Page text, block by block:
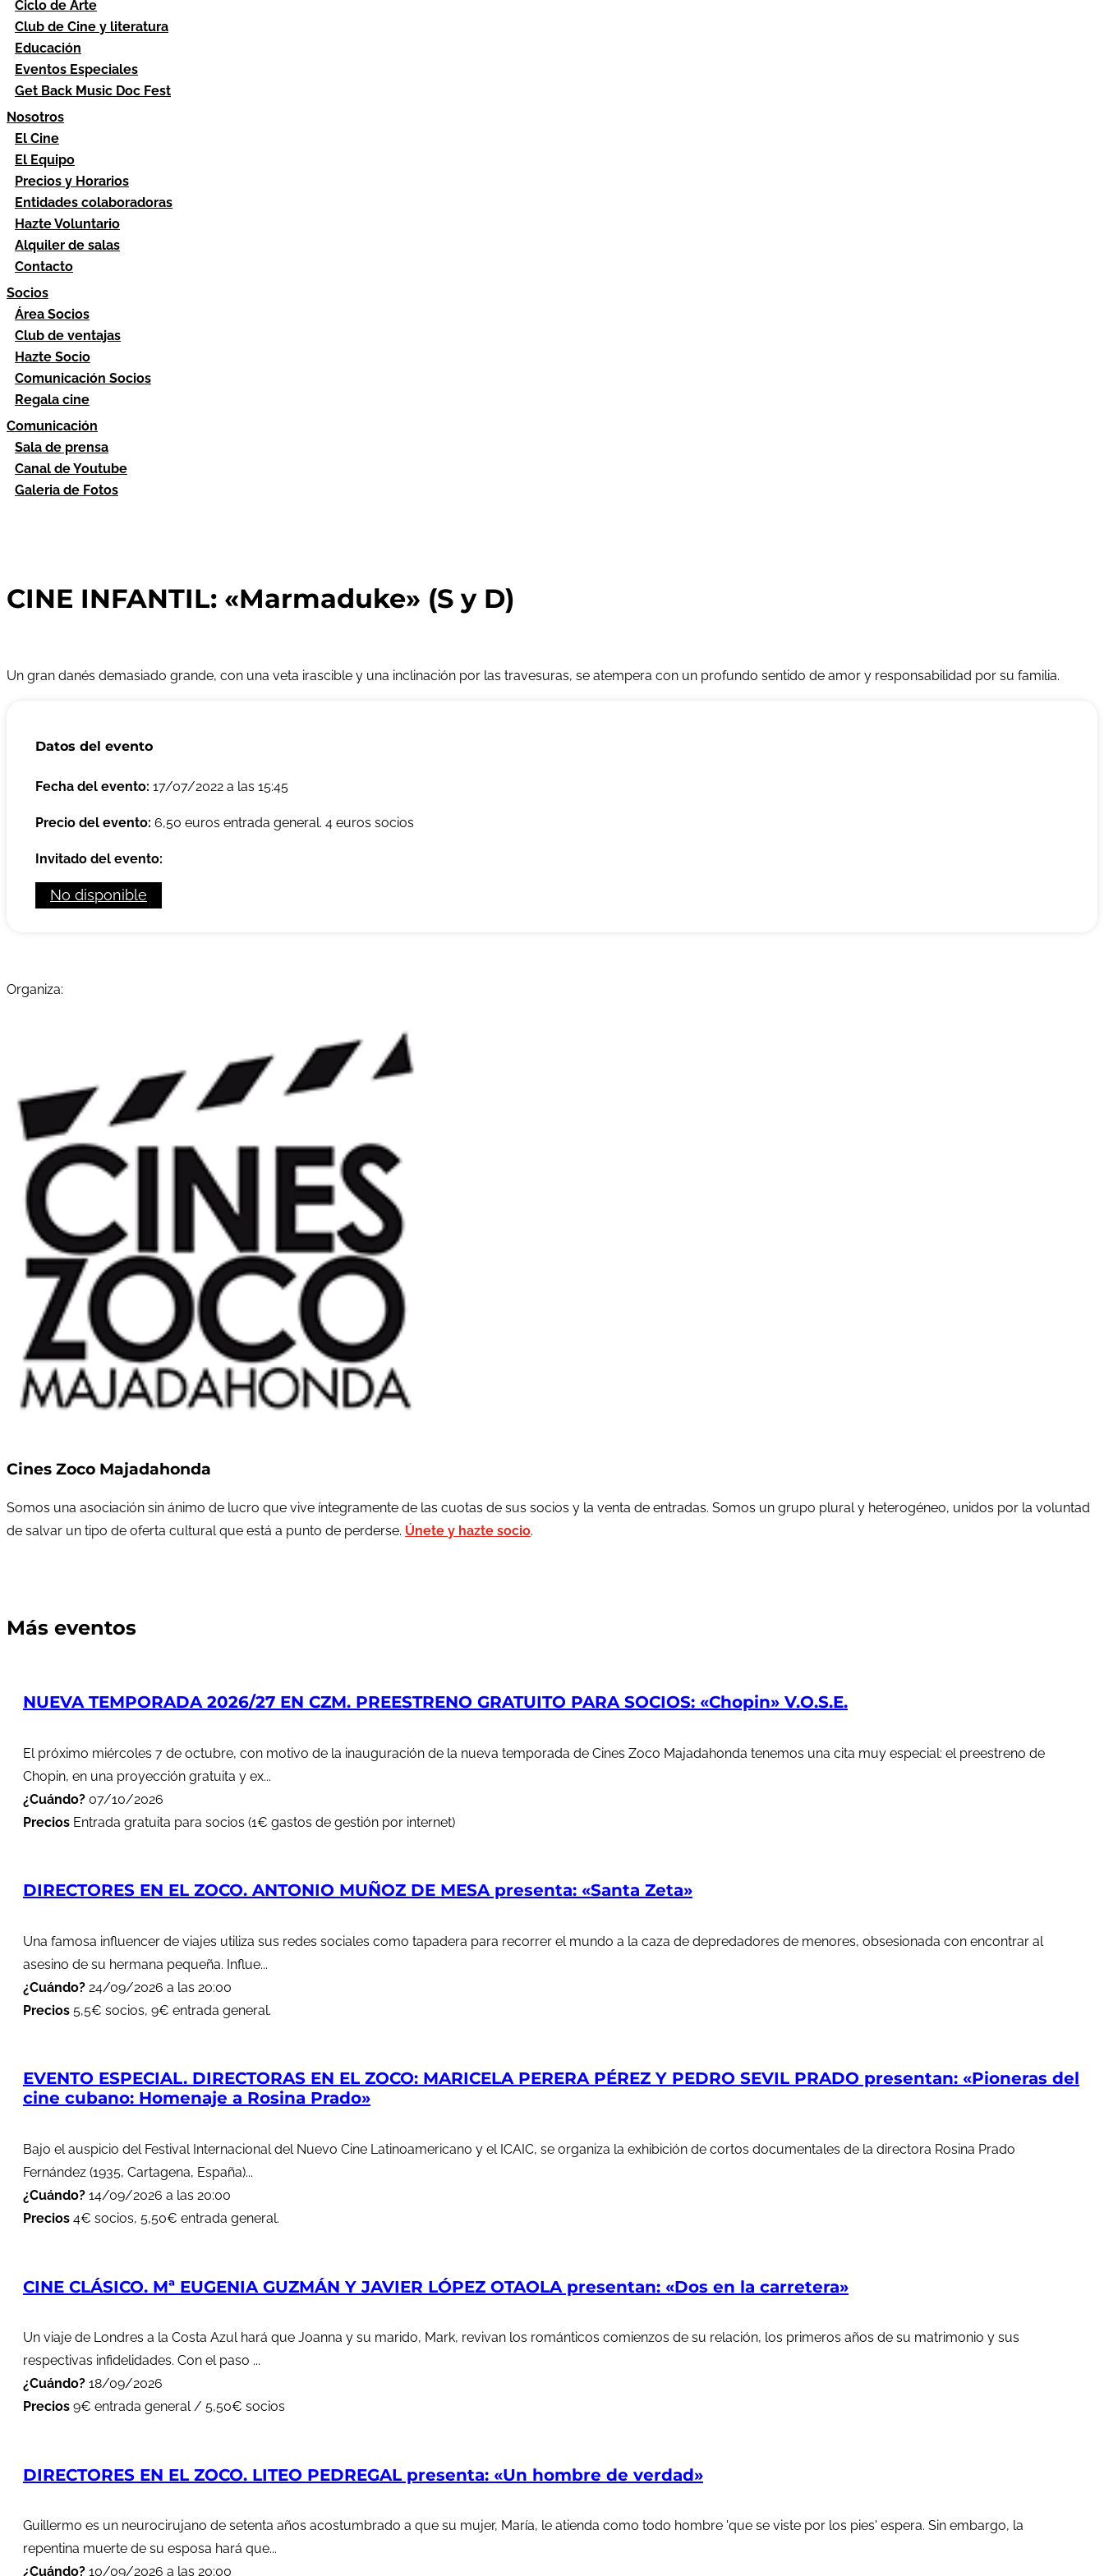
Ciclo de Arte
Club de Cine y literatura
Educación
Eventos Especiales
Get Back Music Doc Fest
Nosotros
El Cine
El Equipo
Precios y Horarios
Entidades colaboradoras
Hazte Voluntario
Alquiler de salas
Contacto
Socios
Área Socios
Club de ventajas
Hazte Socio
Comunicación Socios
Regala cine
Comunicación
Sala de prensa
Canal de Youtube
Galeria de Fotos
CINE INFANTIL: «Marmaduke» (S y D)
Un gran danés demasiado grande, con una veta irascible y una inclinación por las travesuras, se atempera con un profundo sentido de amor y responsabilidad por su familia.
Datos del evento
Fecha del evento: 17/07/2022 a las 15:45
Precio del evento: 6,50 euros entrada general. 4 euros socios
Invitado del evento:
No disponible
Organiza:
Cines Zoco Majadahonda
Somos una asociación sin ánimo de lucro que vive íntegramente de las cuotas de sus socios y la venta de entradas. Somos un grupo plural y heterogéneo, unidos por la voluntad
de salvar un tipo de oferta cultural que está a punto de perderse. Únete y hazte socio.
Más eventos
NUEVA TEMPORADA 2026/27 EN CZM. PREESTRENO GRATUITO PARA SOCIOS: «Chopin» V.O.S.E.
El próximo miércoles 7 de octubre, con motivo de la inauguración de la nueva temporada de Cines Zoco Majadahonda tenemos una cita muy especial: el preestreno de
Chopin, en una proyección gratuita y ex...
¿Cuándo? 07/10/2026
Precios Entrada gratuita para socios (1€ gastos de gestión por internet)
DIRECTORES EN EL ZOCO. ANTONIO MUÑOZ DE MESA presenta: «Santa Zeta»
Una famosa influencer de viajes utiliza sus redes sociales como tapadera para recorrer el mundo a la caza de depredadores de menores, obsesionada con encontrar al
asesino de su hermana pequeña. Influe...
¿Cuándo? 24/09/2026 a las 20:00
Precios 5,5€ socios, 9€ entrada general.
EVENTO ESPECIAL. DIRECTORAS EN EL ZOCO: MARICELA PERERA PÉREZ Y PEDRO SEVIL PRADO presentan: «Pioneras del
cine cubano: Homenaje a Rosina Prado»
Bajo el auspicio del Festival Internacional del Nuevo Cine Latinoamericano y el ICAIC, se organiza la exhibición de cortos documentales de la directora Rosina Prado
Fernández (1935, Cartagena, España)...
¿Cuándo? 14/09/2026 a las 20:00
Precios 4€ socios, 5,50€ entrada general.
CINE CLÁSICO. Mª EUGENIA GUZMÁN Y JAVIER LÓPEZ OTAOLA presentan: «Dos en la carretera»
Un viaje de Londres a la Costa Azul hará que Joanna y su marido, Mark, revivan los románticos comienzos de su relación, los primeros años de su matrimonio y sus
respectivas infidelidades. Con el paso ...
¿Cuándo? 18/09/2026
Precios 9€ entrada general / 5,50€ socios
DIRECTORES EN EL ZOCO. LITEO PEDREGAL presenta: «Un hombre de verdad»
Guillermo es un neurocirujano de setenta años acostumbrado a que su mujer, María, le atienda como todo hombre 'que se viste por los pies' espera. Sin embargo, la
repentina muerte de su esposa hará que...
¿Cuándo? 10/09/2026 a las 20:00